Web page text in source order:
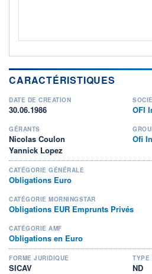
CARACTÉRISTIQUES
DATE DE CRÉATION
30.06.1986 OFI
GÉRANTS
Nicolas Coulon
Yannick Lopez
Ofi
CATÉGORIE GÉNÉRALE
Obligations Euro
CATÉGORIE MORNINGSTAR
Obligations EUR Emprunts Privés
CATÉGORIE AMF
Obligations en Euro
FORME JURIDIQUE
SICAV
TYPE
ND